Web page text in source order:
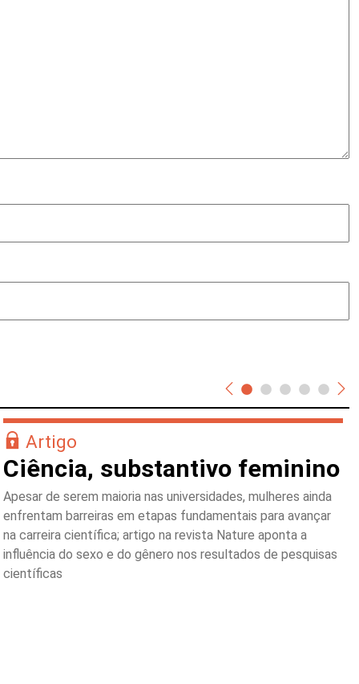
Artigo
Ciência, substantivo feminino
Apesar de serem maioria nas universidades, mulheres ainda
enfrentam barreiras em etapas fundamentais para avançar
na carreira científica; artigo na revista Nature aponta a
influência do sexo e do gênero nos resultados de pesquisas
científicas